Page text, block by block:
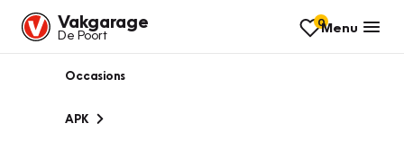
Vakgarage
De Poort
0Menu
Occasions
APK